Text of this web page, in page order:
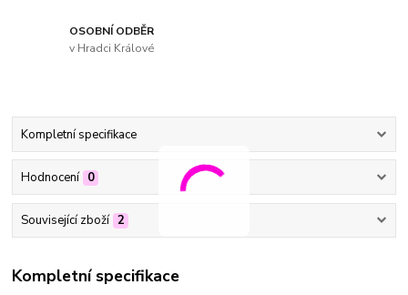
OSOBNÍ ODBĚR
v Hradci Králové
Kompletní specifikace
Hodnocení 0
Související zboží 2
Kompletní specifikace